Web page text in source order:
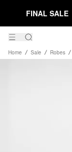
FINAL SALE
Home Sale Robes